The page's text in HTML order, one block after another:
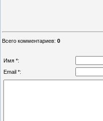
Всего комментариев: 0
Имя *:
Email *: